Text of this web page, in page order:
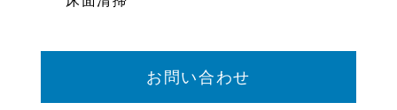
お問い合わせ